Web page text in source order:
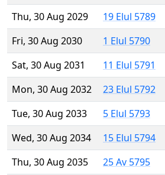
Thu, 30 Aug 2029
19 Elul 5789
Fri, 30 Aug 2030
1 Elul 5790
Sat, 30 Aug 2031
11 Elul 5791
Mon, 30 Aug 2032
23 Elul 5792
Tue, 30 Aug 2033
5 Elul 5793
Wed, 30 Aug 2034
15 Elul 5794
Thu, 30 Aug 2035
25 Av 5795